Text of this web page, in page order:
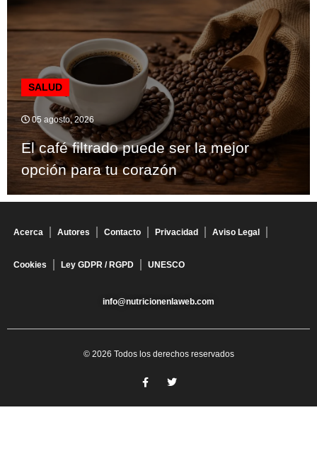
SALUD
05 agosto, 2026
El café filtrado puede ser la mejor
opción para tu corazón
Acerca Autores Contacto Privacidad Aviso Legal
Cookies Ley GDPR / RGPD UNESCO
info@nutricionenlaweb.com
© 2026 Todos los derechos reservados